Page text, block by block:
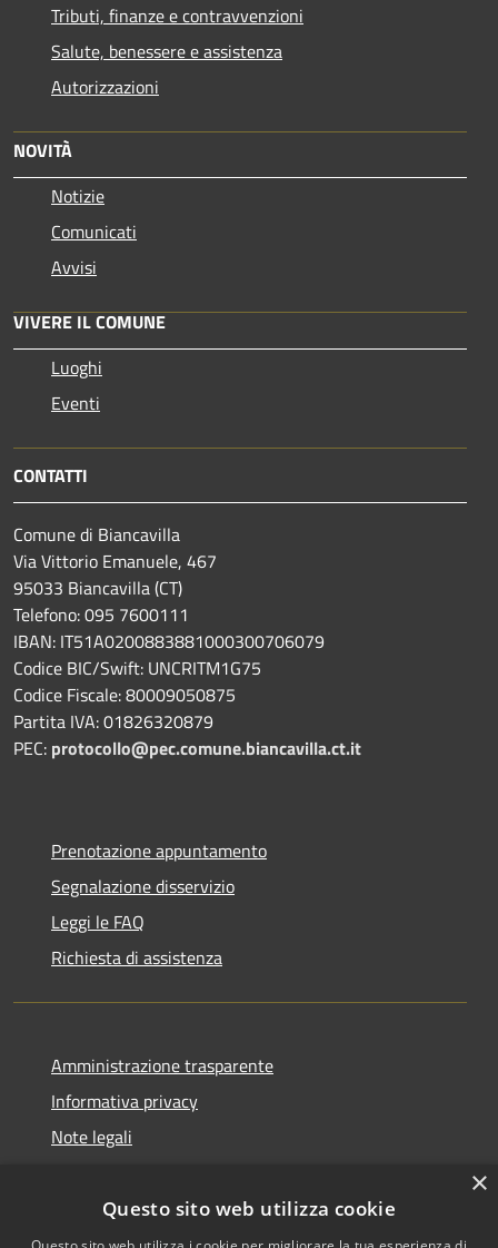
Tributi, finanze e contravvenzioni
Salute, benessere e assistenza
Autorizzazioni
NOVITÀ
Notizie
Comunicati
Avvisi
VIVERE IL COMUNE
Luoghi
Eventi
CONTATTI
Comune di Biancavilla
Via Vittorio Emanuele, 467
95033 Biancavilla (CT)
Telefono: 095 7600111
IBAN: IT51A0200883881000300706079
Codice BIC/Swift: UNCRITM1G75
Codice Fiscale: 80009050875
Partita IVA: 01826320879
PEC: protocollo@pec.comune.biancavilla.ct.it
Prenotazione appuntamento
Segnalazione disservizio
Leggi le FAQ
Richiesta di assistenza
Amministrazione trasparente
Informativa privacy
Note legali
×
Questo sito web utilizza cookie